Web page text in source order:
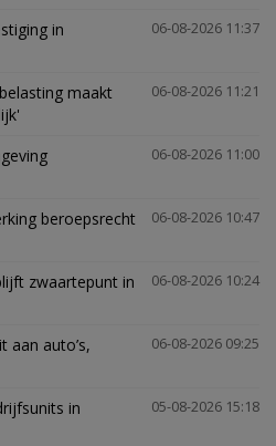
06-08-2026 11:37
in
06-08-2026 11:21
maakt
06-08-2026 11:00
06-08-2026 10:47
beroepsrecht
06-08-2026 10:24
zwaartepunt in
06-08-2026 09:25
aan auto’s,
05-08-2026 15:18
in